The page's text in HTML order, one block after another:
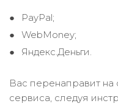
PayPal;
WebMoney;
Яндекс.Деньги.
Вас перенаправит на
сервиса, следуя